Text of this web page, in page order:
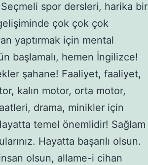
spor dersleri, harika bir
çok çok çok
yaptırmak için mental
başlamalı, hemen İngilizce!
şahane! Faaliyet, faaliyet,
kalın motor, orta motor,
drama, minikler için
temel önemlidir! Sağlam
Hayatta başarılı olsun.
olsun, allame-i cihan